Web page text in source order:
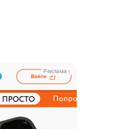
Реклама